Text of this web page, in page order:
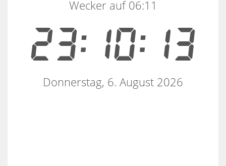
23:10:13
Wecker auf 06:11
Donnerstag, 6. August 2026